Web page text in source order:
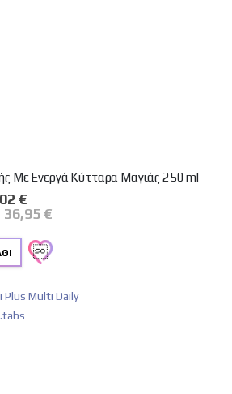
Με Ενεργά Κύτταρα Μαγιάς 250 ml
€
36,95 €